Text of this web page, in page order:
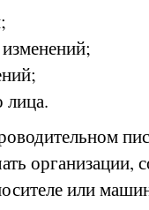
лица.
организации,
или